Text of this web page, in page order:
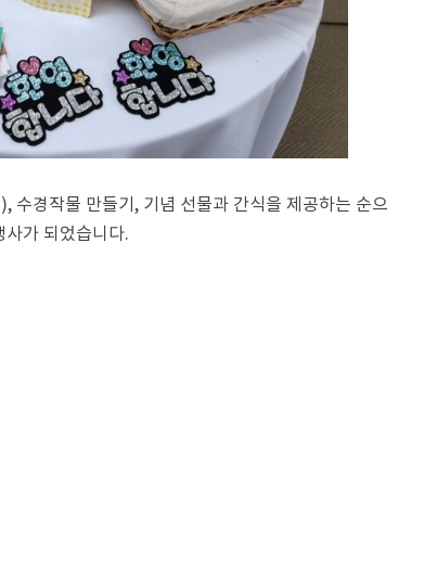
수경작물 만들기, 기념 선물과 간식을 제공하는 순으
가 되었습니다.